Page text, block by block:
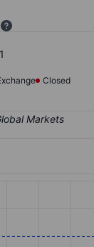
Closed
categories.